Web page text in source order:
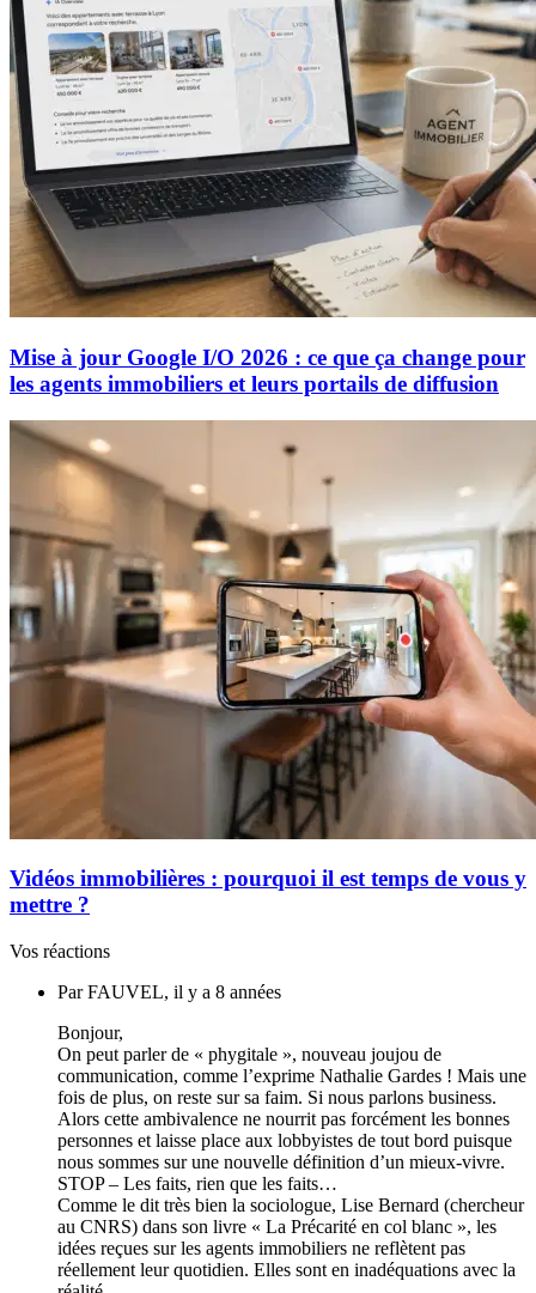
Mise à jour Google I/O 2026 : ce que ça change pour
les agents immobiliers et leurs portails de diffusion
Vidéos immobilières : pourquoi il est temps de vous y
mettre ?
Vos réactions
Par FAUVEL, il y a 8 années
Bonjour,
On peut parler de « phygitale », nouveau joujou de
communication, comme l’exprime Nathalie Gardes ! Mais une
fois de plus, on reste sur sa faim. Si nous parlons business.
Alors cette ambivalence ne nourrit pas forcément les bonnes
personnes et laisse place aux lobbyistes de tout bord puisque
nous sommes sur une nouvelle définition d’un mieux-vivre.
STOP – Les faits, rien que les faits…
Comme le dit très bien la sociologue, Lise Bernard (chercheur
au CNRS) dans son livre « La Précarité en col blanc », les
idées reçues sur les agents immobiliers ne reflètent pas
réellement leur quotidien. Elles sont en inadéquations avec la